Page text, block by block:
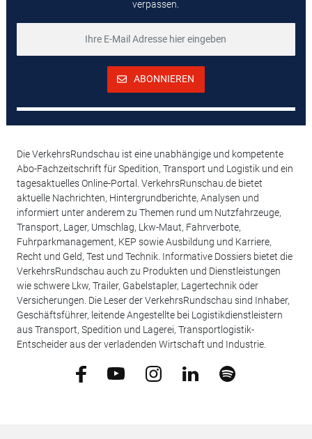
verpassen.
ABONNIEREN
Die VerkehrsRundschau ist eine unabhängige und kompetente
Abo-Fachzeitschrift für Spedition, Transport und Logistik und ein
tagesaktuelles Online-Portal. VerkehrsRunschau.de bietet
aktuelle Nachrichten, Hintergrundberichte, Analysen und
informiert unter anderem zu Themen rund um Nutzfahrzeuge,
Transport, Lager, Umschlag, Lkw-Maut, Fahrverbote,
Fuhrparkmanagement, KEP sowie Ausbildung und Karriere,
Recht und Geld, Test und Technik. Informative Dossiers bietet die
VerkehrsRundschau auch zu Produkten und Dienstleistungen
wie schwere Lkw, Trailer, Gabelstapler, Lagertechnik oder
Versicherungen. Die Leser der VerkehrsRundschau sind Inhaber,
Geschäftsführer, leitende Angestellte bei Logistikdienstleistern
aus Transport, Spedition und Lagerei, Transportlogistik-
Entscheider aus der verladenden Wirtschaft und Industrie.